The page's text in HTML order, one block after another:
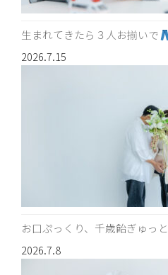
生まれてきたら３人お揃いで
2026.7.15
お口ぷっくり、千歳飴ぎゅっと
2026.7.8